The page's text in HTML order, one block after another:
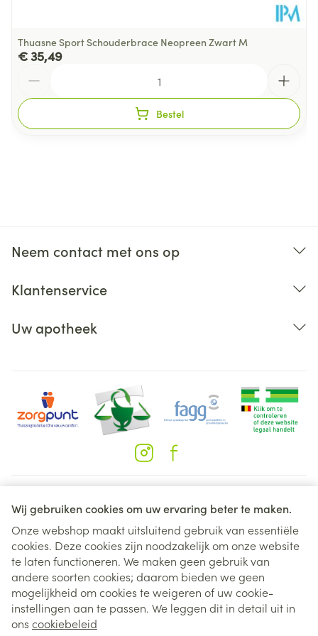
Wij gebruiken cookies om uw ervaring beter te maken.
Onze webshop maakt uitsluitend gebruik van essentiële
cookies. Deze cookies zijn noodzakelijk om onze website
te laten functioneren. We maken geen gebruik van
andere soorten cookies; daarom bieden we geen
mogelijkheid om cookies te weigeren of uw cookie-
instellingen aan te passen. We leggen dit in detail uit in
ons cookiebeleid
Thuasne Sport Schouderbrace Neopreen Zwart M
€ 35,49
Bestel
Neem contact met ons op
Klantenservice
Uw apotheek
Juridische links